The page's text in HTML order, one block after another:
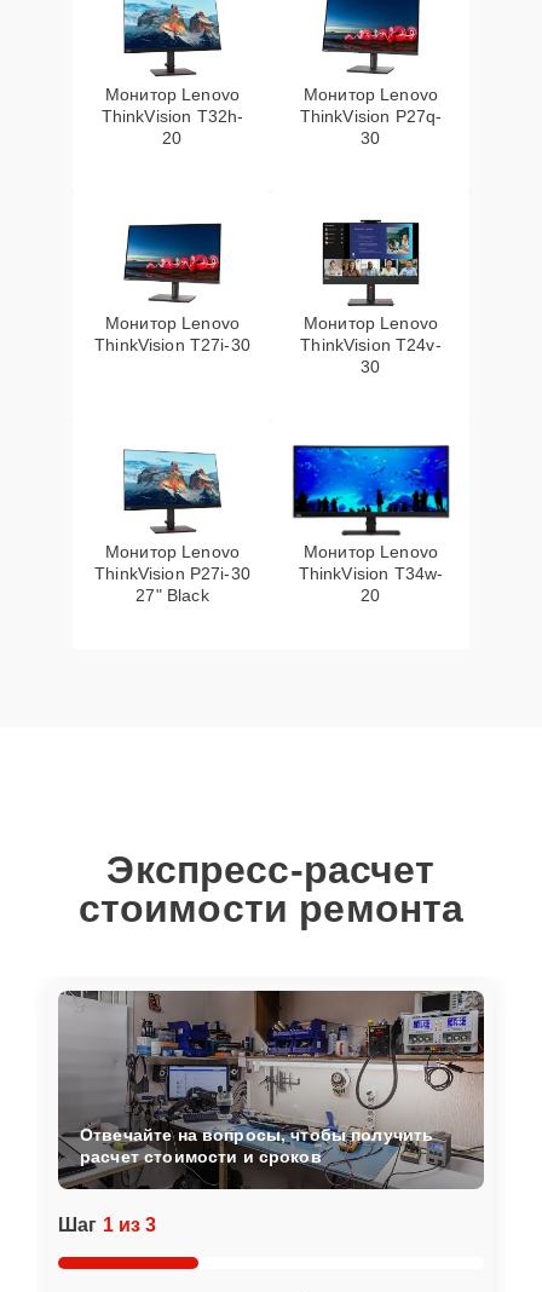
Монитор Lenovo
ThinkVision T32h-
20
Монитор Lenovo
ThinkVision P27q-
30
Монитор Lenovo
ThinkVision T27i-30
Монитор Lenovo
ThinkVision T24v-
30
Монитор Lenovo
ThinkVision P27i-30
27" Black
Монитор Lenovo
ThinkVision T34w-
20
Экспресс-расчет
стоимости ремонта
Шаг 1 из 3
Отвечайте на вопросы, чтобы получить
расчет стоимости и сроков